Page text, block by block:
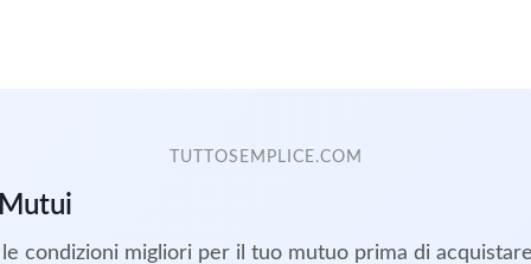
TUTTOSEMPLICE.COM
condizioni migliori per il tuo mutuo prima di